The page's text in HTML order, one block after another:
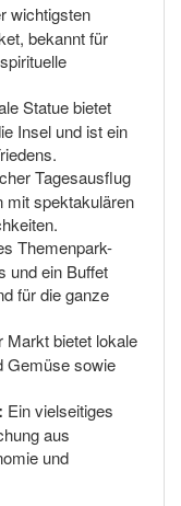
wichtigsten
bekannt für
Statue bietet
Insel und ist ein
Tagesausflug
mit spektakulären
Themenpark-
und ein Buffet
für die ganze
Markt bietet lokale
Gemüse sowie
Ein vielseitiges
aus
und